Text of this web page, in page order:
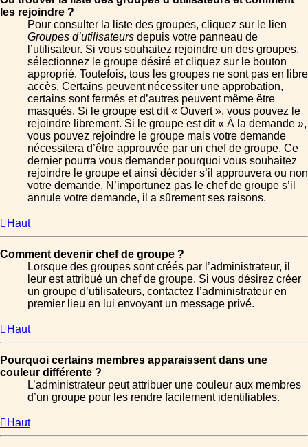
les rejoindre ?
Pour consulter la liste des groupes, cliquez sur le lien
Groupes d’utilisateurs depuis votre panneau de
l’utilisateur. Si vous souhaitez rejoindre un des groupes,
sélectionnez le groupe désiré et cliquez sur le bouton
approprié. Toutefois, tous les groupes ne sont pas en libre
accès. Certains peuvent nécessiter une approbation,
certains sont fermés et d’autres peuvent même être
masqués. Si le groupe est dit « Ouvert », vous pouvez le
rejoindre librement. Si le groupe est dit « À la demande »,
vous pouvez rejoindre le groupe mais votre demande
nécessitera d’être approuvée par un chef de groupe. Ce
dernier pourra vous demander pourquoi vous souhaitez
rejoindre le groupe et ainsi décider s’il approuvera ou non
votre demande. N’importunez pas le chef de groupe s’il
annule votre demande, il a sûrement ses raisons.
Haut
Comment devenir chef de groupe ?
Lorsque des groupes sont créés par l’administrateur, il
leur est attribué un chef de groupe. Si vous désirez créer
un groupe d’utilisateurs, contactez l’administrateur en
premier lieu en lui envoyant un message privé.
Haut
Pourquoi certains membres apparaissent dans une
couleur différente ?
L’administrateur peut attribuer une couleur aux membres
d’un groupe pour les rendre facilement identifiables.
Haut